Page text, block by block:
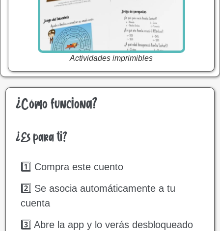
Actividades imprimibles
¿Cómo funciona?
¿Es para ti?
1️⃣ Compra este cuento
2️⃣ Se asocia automáticamente a tu
cuenta
3️⃣ Abre la app y lo verás desbloqueado